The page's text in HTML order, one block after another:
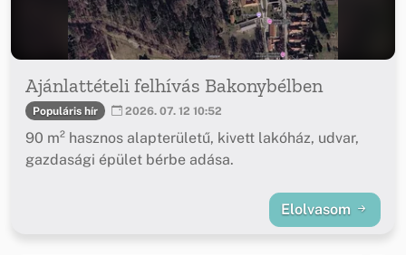
Ajánlattételi felhívás Bakonybélben
Populáris hír 2026. 07. 12 10:52
90 m² hasznos alapterületű, kivett lakóház, udvar,
gazdasági épület bérbe adása.
Elolvasom